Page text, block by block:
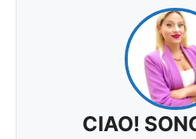
CIAO!